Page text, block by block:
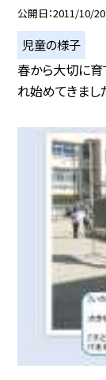
公開日 2011/10/20
児童の様子
春から大切に育
れ始めてきまし